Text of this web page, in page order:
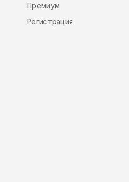
Премиум
Регистрация